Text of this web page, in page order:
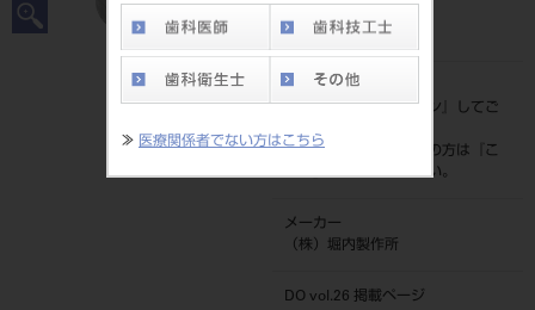
≫ 医療関係者でない方はこちら
4560241641050
標準価格
価格の確認は『ログイン
』してご
ネット会員登録がまだの方は『
こ
ちら』より登録ください。
メーカー
（株）堀内製作所
DO vol.26 掲載ページ